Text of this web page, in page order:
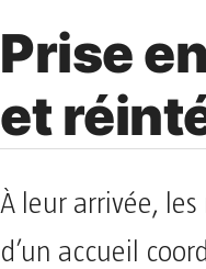
Prise
et
À leur arrivée,
d’un accueil